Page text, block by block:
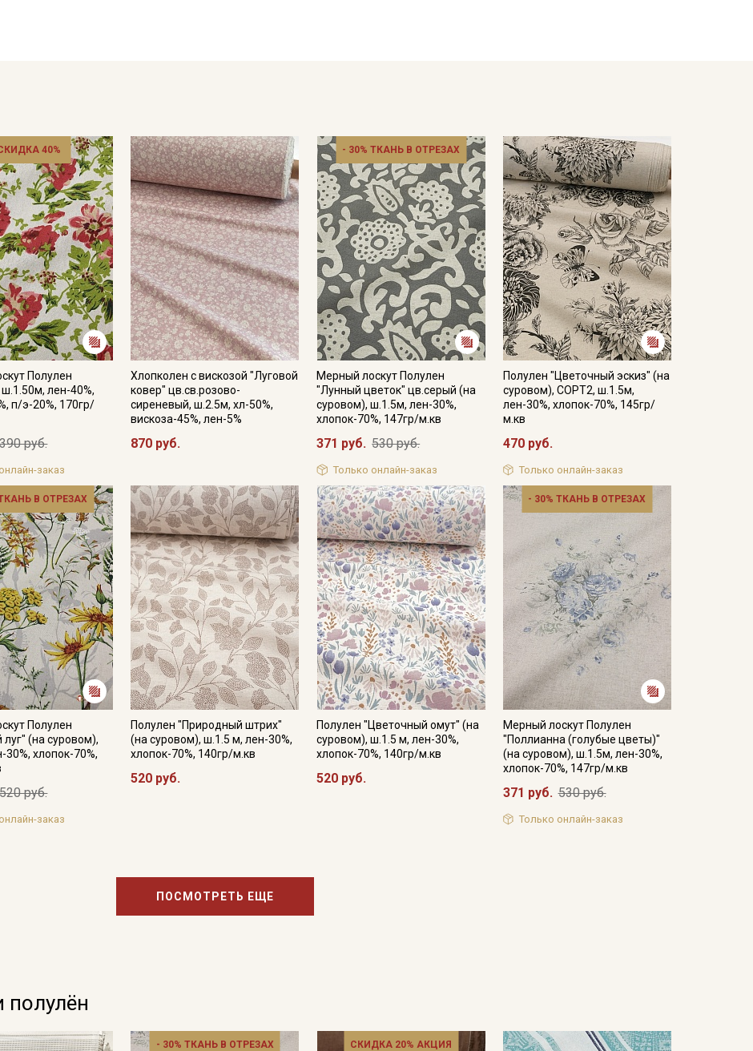
- гладить рекомендуется слегка увлажненным, с изнаночной стороны.
Цветопередача может отличаться от оригинального цвета ткани в зависимости от настроек вашего монитора и
в зависимости от партии тон ткани может отличаться.
40%
Полулен
лен-40%,
п/э-20%, 170гр/
390 руб.
заказ
Хлопколен с вискозой "Луговой
ковер" цв.св.розово-
сиреневый, ш.2.5м, хл-50%,
вискоза-45%, лен-5%
870 руб.
- 30% ТКАНЬ В ОТРЕЗАХ
Мерный лоскут Полулен
"Лунный цветок" цв.серый (на
суровом), ш.1.5м, лен-30%,
хлопок-70%, 147гр/м.кв
371 руб. 530 руб.
Только онлайн-заказ
Полулен "Цветочный эскиз" (на
суровом), СОРТ2, ш.1.5м,
лен-30%, хлопок-70%, 145гр/
м.кв
470 руб.
Только онлайн-заказ
В ОТРЕЗАХ
Полулен
(на суровом),
хлопок-70%,
520 руб.
заказ
Полулен "Природный штрих"
(на суровом), ш.1.5 м, лен-30%,
хлопок-70%, 140гр/м.кв
520 руб.
Полулен "Цветочный омут" (на
суровом), ш.1.5 м, лен-30%,
хлопок-70%, 140гр/м.кв
520 руб.
- 30% ТКАНЬ В ОТРЕЗАХ
Мерный лоскут Полулен
"Поллианна (голубые цветы)"
(на суровом), ш.1.5м, лен-30%,
хлопок-70%, 147гр/м.кв
371 руб. 530 руб.
Только онлайн-заказ
ПОСМОТРЕТЬ ЕЩЕ
полулён
- 30% ТКАНЬ В ОТРЕЗАХ СКИДКА 20% АКЦИЯ
Секретная рассылка от
Купава
Мы публикуем здесь дополнительные
промокоды и скидки до 30% на узкие
категории тканей
Электронная почта
Подписаться
Ознакомлен(а) сПолитикой обработки персональных
данных
и даю Согласие на обработку персональных
данных
Согласие на получение рекламных и
информационных рассылок